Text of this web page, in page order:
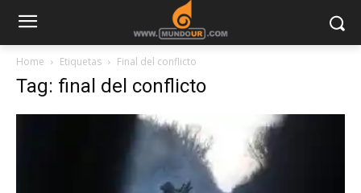
Home Etiquetas Final del conflicto
Tag: final del conflicto